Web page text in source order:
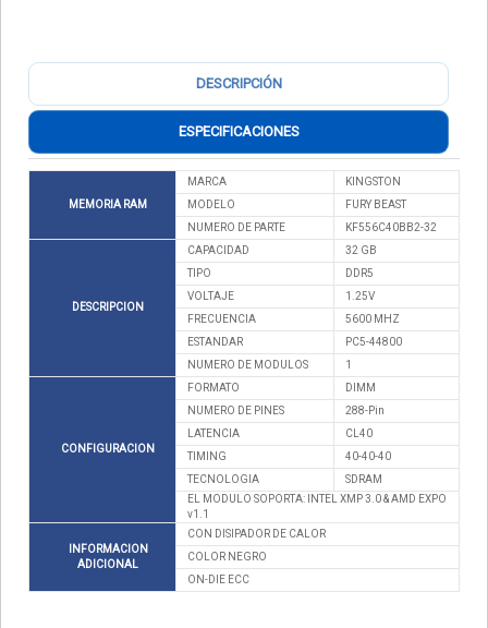
DESCRIPCIÓN
ESPECIFICACIONES
MEMORIA RAM
MARCA
KINGSTON
MODELO
FURY BEAST
NUMERO DE PARTE
KF556C40BB2-32
DESCRIPCION
CAPACIDAD
32 GB
TIPO
DDR5
VOLTAJE
1.25V
FRECUENCIA
5600 MHZ
ESTANDAR
PC5-44800
NUMERO DE MODULOS
1
CONFIGURACION
FORMATO
DIMM
NUMERO DE PINES
288-Pin
LATENCIA
CL40
TIMING
40-40-40
TECNOLOGIA
SDRAM
EL MODULO SOPORTA: INTEL XMP 3.0 & AMD EXPO
v1.1
INFORMACION
ADICIONAL
CON DISIPADOR DE CALOR
COLOR NEGRO
ON-DIE ECC